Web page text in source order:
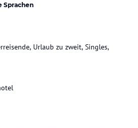
Sprachen
Urlaub zu zweit, Singles,